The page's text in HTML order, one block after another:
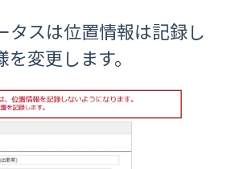
タスは位置情報は記録し
変更します。